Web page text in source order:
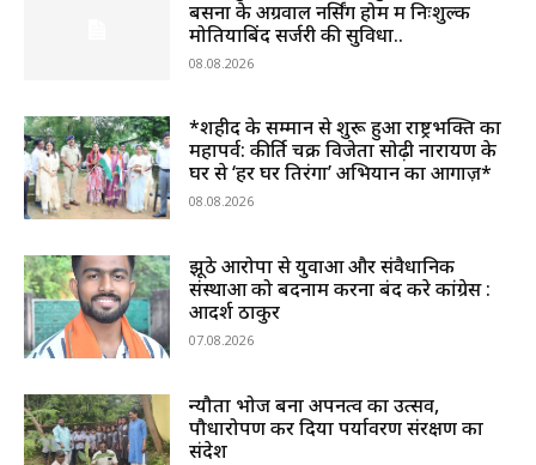
बसना के अग्रवाल नर्सिंग होम में निःशुल्क
मोतियाबिंद सर्जरी की सुविधा..
08.08.2026
*शहीद के सम्मान से शुरू हुआ राष्ट्रभक्ति का
महापर्व: कीर्ति चक्र विजेता सोढ़ी नारायण के
घर से ‘हर घर तिरंगा’ अभियान का आगाज़*
08.08.2026
झूठे आरोपों से युवाओं और संवैधानिक
संस्थाओं को बदनाम करना बंद करे कांग्रेस :
आदर्श ठाकुर
07.08.2026
न्यौता भोज बना अपनत्व का उत्सव,
पौधारोपण कर दिया पर्यावरण संरक्षण का
संदेश